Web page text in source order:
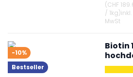
(CHF
/ 1kg)inkl.
MwSt
-10%
Bestseller
Biotin
Selen